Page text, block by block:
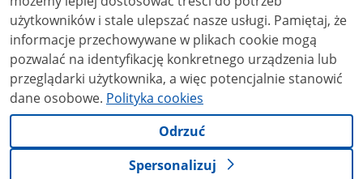
użytkowników i stale ulepszać nasze usługi. Pamiętaj, że
informacje przechowywane w plikach cookie mogą
pozwalać na identyfikację konkretnego urządzenia lub
przeglądarki użytkownika, a więc potencjalnie stanowić
dane osobowe. Polityka cookies
Odrzuć
Spersonalizuj